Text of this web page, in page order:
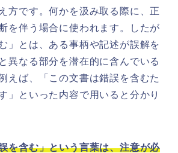
方です。何かを汲み取る際に、正
を伴う場合に使われます。したが
」とは、ある事柄や記述が誤解を
異なる部分を潜在的に含んでいる
えば、「この文書は錯誤を含むた
」といった内容で用いると分かり
を含む」という言葉は、注意が必